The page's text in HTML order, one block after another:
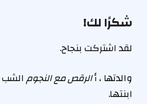
شكرًا لك!
لقد اشتركت بنجاح.
والدتها ، أالرقص مع النجومالشب
ابنتها.